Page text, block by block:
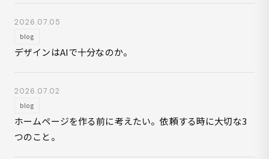
2026.07.05
blog
デザインはAIで十分なのか。
2026.07.02
blog
ホームページを作る前に考えたい。依頼する時に大切な3
つのこと。